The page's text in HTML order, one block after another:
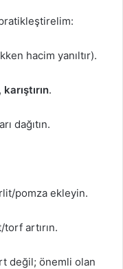
pratikleştirelim:
hacim yanıltır).
karıştırın.
dağıtın.
pomza ekleyin.
artırın.
değil; önemli olan